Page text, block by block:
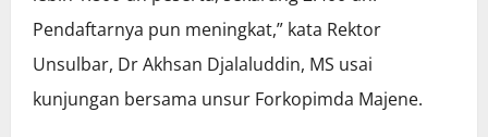
Pendaftarnya pun meningkat,” kata Rektor
Unsulbar, Dr Akhsan Djalaluddin, MS usai
kunjungan bersama unsur Forkopimda Majene.